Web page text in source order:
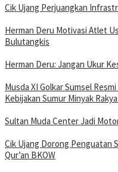
Cik Ujang Perjuangkan
Herman Deru Motivasi Atlet
Bulutangkis
Herman Deru: Jangan Ukur
Musda XI Golkar Sumsel
Kebijakan Sumur Minyak
Sultan Muda Center Jadi
Cik Ujang Dorong Penguatan
Qur’an BKOW